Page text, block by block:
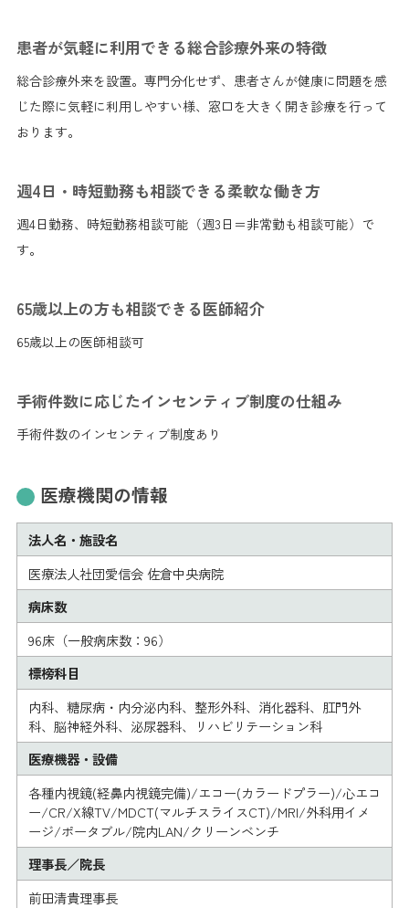
患者が気軽に利用できる総合診療外来の特徴
総合診療外来を設置。専門分化せず、患者さんが健康に問題を感
じた際に気軽に利用しやすい様、窓口を大きく開き診療を行って
おります。
週4日・時短勤務も相談できる柔軟な働き方
週4日勤務、時短勤務相談可能（週3日＝非常勤も相談可能）で
す。
65歳以上の方も相談できる医師紹介
65歳以上の医師相談可
手術件数に応じたインセンティブ制度の仕組み
手術件数のインセンティブ制度あり
医療機関の情報
法人名・施設名
医療法人社団愛信会 佐倉中央病院
病床数
96床（一般病床数：96）
標榜科目
内科、糖尿病・内分泌内科、整形外科、消化器科、肛門外
科、脳神経外科、泌尿器科、リハビリテーション科
医療機器・設備
各種内視鏡(経鼻内視鏡完備)/エコー(カラードプラー)/心エコ
ー/CR/X線TV/MDCT(マルチスライスCT)/MRI/外科用イメ
ージ/ポータブル/院内LAN/クリーンベンチ
理事長／院長
前田清貴理事長